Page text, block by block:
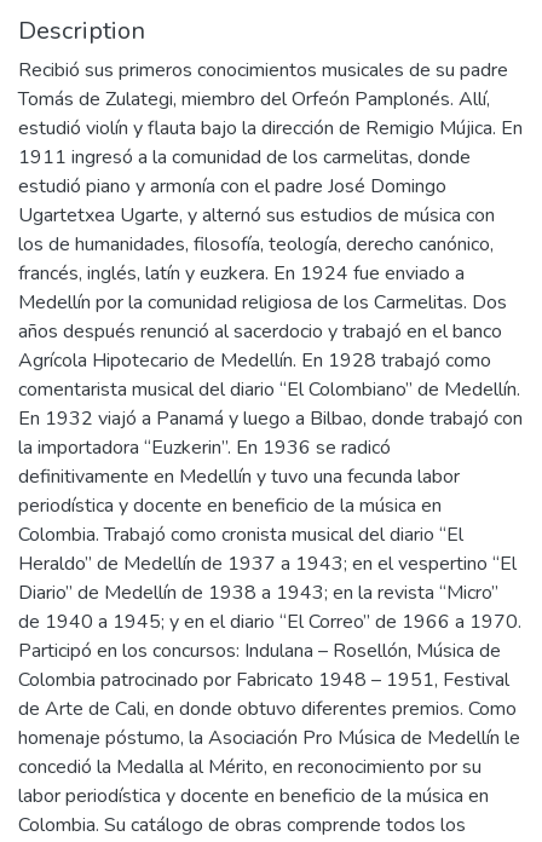
Description
Recibió sus primeros conocimientos musicales de su padre
Tomás de Zulategi, miembro del Orfeón Pamplonés. Allí,
estudió violín y flauta bajo la dirección de Remigio Mújica. En
1911 ingresó a la comunidad de los carmelitas, donde
estudió piano y armonía con el padre José Domingo
Ugartetxea Ugarte, y alternó sus estudios de música con
los de humanidades, filosofía, teología, derecho canónico,
francés, inglés, latín y euzkera. En 1924 fue enviado a
Medellín por la comunidad religiosa de los Carmelitas. Dos
años después renunció al sacerdocio y trabajó en el banco
Agrícola Hipotecario de Medellín. En 1928 trabajó como
comentarista musical del diario “El Colombiano” de Medellín.
En 1932 viajó a Panamá y luego a Bilbao, donde trabajó con
la importadora “Euzkerin”. En 1936 se radicó
definitivamente en Medellín y tuvo una fecunda labor
periodística y docente en beneficio de la música en
Colombia. Trabajó como cronista musical del diario “El
Heraldo” de Medellín de 1937 a 1943; en el vespertino “El
Diario” de Medellín de 1938 a 1943; en la revista “Micro”
de 1940 a 1945; y en el diario “El Correo” de 1966 a 1970.
Participó en los concursos: Indulana – Rosellón, Música de
Colombia patrocinado por Fabricato 1948 – 1951, Festival
de Arte de Cali, en donde obtuvo diferentes premios. Como
homenaje póstumo, la Asociación Pro Música de Medellín le
concedió la Medalla al Mérito, en reconocimiento por su
labor periodística y docente en beneficio de la música en
Colombia. Su catálogo de obras comprende todos los